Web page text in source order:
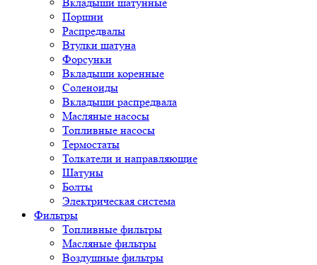
Поршни
Распредвалы
Втулки шатуна
Форсунки
Вкладыши коренные
Соленоиды
Вкладыши распредвала
Масляные насосы
Топливные насосы
Термостаты
Толкатели и направляющие
Шатуны
Болты
Электрическая система
Фильтры
Топливные фильтры
Масляные фильтры
Воздушные фильтры